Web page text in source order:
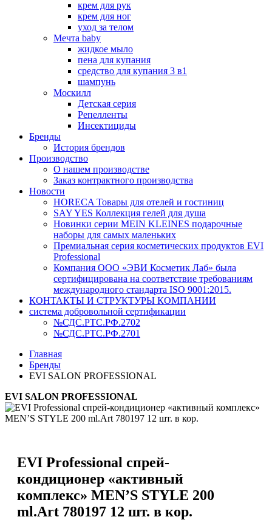
крем для рук
крем для ног
уход за телом
Мечта baby
жидкое мыло
пена для купания
средство для купания 3 в1
шампунь
Москилл
Детская серия
Репелленты
Инсектициды
Бренды
История брендов
Производство
О нашем производстве
Заказ контрактного производства
Новости
HORECA Товары для отелей и гостиниц
SAY YES Коллекция гелей для душа
Новинки серии MEIN KLEINES подарочные
наборы для самых маленьких
Премиальная серия косметических продуктов EVI
Professional
Компания ООО «ЭВИ Косметик Лаб» была
сертифицирована на соответствие требованиям
международного стандарта ISO 9001:2015.
КОНТАКТЫ И СТРУКТУРЫ КОМПАНИИ
система добровольной сертификации
№СДС.РТС.РФ.2702
№СДС.РТС.РФ.2701
Главная
Бренды
EVI SALON PROFESSIONAL
EVI SALON PROFESSIONAL
EVI Professional спрей-
кондиционер «активный
комплекс» MEN’S STYLE 200
ml.Art 780197 12 шт. в кор.